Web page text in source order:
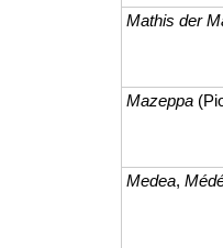
Mathis der
Mazeppa
Medea,